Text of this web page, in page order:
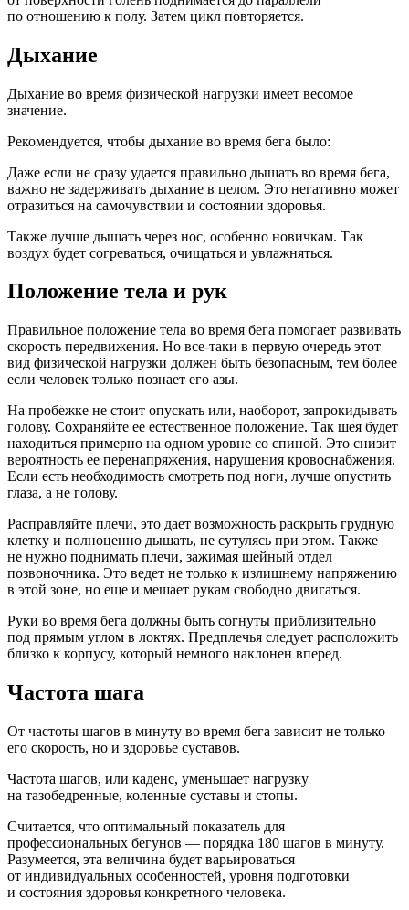
по отношению к полу. Затем цикл повторяется.
Дыхание
Дыхание во время физической нагрузки имеет весомое
значение.
Рекомендуется, чтобы дыхание во время бега было:
Даже если не сразу удается правильно дышать во время бега,
важно не задерживать дыхание в целом. Это негативно может
отразиться на самочувствии и состоянии здоровья.
Также лучше дышать через нос, особенно новичкам. Так
воздух будет согреваться, очищаться и увлажняться.
Положение тела и рук
Правильное положение тела во время бега помогает развивать
скорость передвижения. Но все-таки в первую очередь этот
вид физической нагрузки должен быть безопасным, тем более
если человек только познает его азы.
На пробежке не стоит опускать или, наоборот, запрокидывать
голову. Сохраняйте ее естественное положение. Так шея будет
находиться примерно на одном уровне со спиной. Это снизит
вероятность ее перенапряжения, нарушения кровоснабжения.
Если есть необходимость смотреть под ноги, лучше опустить
глаза, а не голову.
Расправляйте плечи, это дает возможность раскрыть грудную
клетку и полноценно дышать, не сутулясь при этом. Также
не нужно поднимать плечи, зажимая шейный отдел
позвоночника. Это ведет не только к излишнему напряжению
в этой зоне, но еще и мешает рукам свободно двигаться.
Руки во время бега должны быть согнуты приблизительно
под прямым углом в локтях. Предплечья следует расположить
близко к корпусу, который немного наклонен вперед.
Частота шага
От частоты шагов в минуту во время бега зависит не только
его скорость, но и здоровье суставов.
Частота шагов, или каденс, уменьшает нагрузку
на тазобедренные, коленные суставы и стопы.
Считается, что оптимальный показатель для
профессиональных бегунов — порядка 180 шагов в минуту.
Разумеется, эта величина будет варьироваться
от индивидуальных особенностей, уровня подготовки
и состояния здоровья конкретного человека.